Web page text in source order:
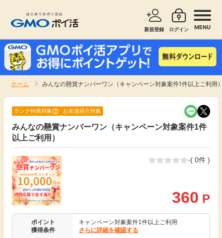
新規登録 ログイン MENU
ホーム みんなの懸賞ナンバーワン（キャンペーン対象案件1件以上ご利用
新着
無料
即日還元
サービスで探す ショッピングで探す
無料サービス
エンタメ
クレジットカード
引っ越し
ランク特典対象 お友達紹介対象
みんなの懸賞ナンバーワン（キャンペーン対象案件1件
以上ご利用）
-( 0件 )
360 P
ポイント
獲得条件
キャンペーン対象案件1件以上ご利用
さらに詳細を確認する